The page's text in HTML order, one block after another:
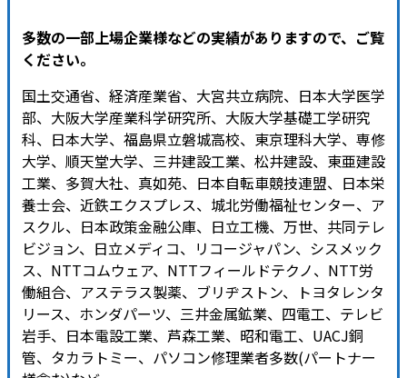
多数の一部上場企業様などの実績がありますので、ご覧
ください。
国土交通省、経済産業省、大宮共立病院、日本大学医学
部、大阪大学産業科学研究所、大阪大学基礎工学研究
科、日本大学、福島県立磐城高校、東京理科大学、専修
大学、順天堂大学、三井建設工業、松井建設、東亜建設
工業、多賀大社、真如苑、日本自転車競技連盟、日本栄
養士会、近鉄エクスプレス、城北労働福祉センター、ア
スクル、日本政策金融公庫、日立工機、万世、共同テレ
ビジョン、日立メディコ、リコージャパン、シスメック
ス、NTTコムウェア、NTTフィールドテクノ、NTT労
働組合、アステラス製薬、ブリヂストン、トヨタレンタ
リース、ホンダパーツ、三井金属鉱業、四電工、テレビ
岩手、日本電設工業、芦森工業、昭和電工、UACJ銅
管、タカラトミー、パソコン修理業者多数(パートナー